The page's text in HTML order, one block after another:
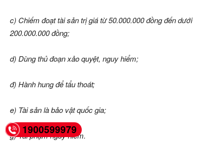
c) Chiếm đoạt tài sản trị giá từ 50.000.000 đồng đến dưới
200.000.000 đồng;
d) Dùng thủ đoạn xảo quyệt, nguy hiểm;
đ) Hành hung để tẩu thoát;
e) Tài sản là bảo vật quốc gia;
g) Tái phạm nguy hiểm.
1900599979